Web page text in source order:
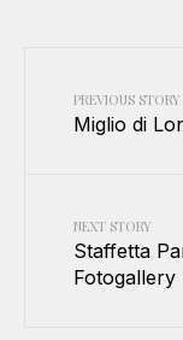
PREVIOUS STORY
Miglio di
NEXT STORY
Staffetta
Fotogallery